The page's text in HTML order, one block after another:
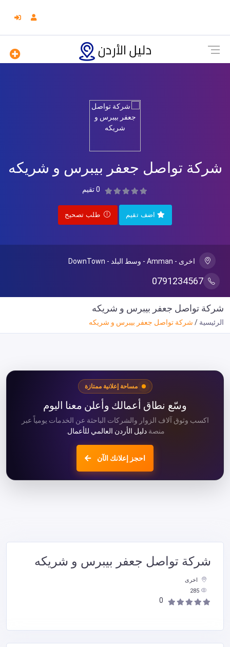
شركة تواصل جعفر بيبرس و شريكه
0 تقيم
اضف تقيم طلب تصحيح
اخرى - Amman - وسط البلد - DownTown
0791234567
شركة تواصل جعفر بيبرس و شريكه
الرئيسية شركة تواصل جعفر بيبرس و شريكه
مساحة إعلانية ممتازة
وسّع نطاق أعمالك وأعلن معنا اليوم
اكسب وثوق آلاف الزوار والشركات الباحثة عن الخدمات يومياً عبر
منصةدليل الأردن العالمي للأعمال
احجز إعلانك الآن
شركة تواصل جعفر بيبرس و شريكه
اخرى
285
0